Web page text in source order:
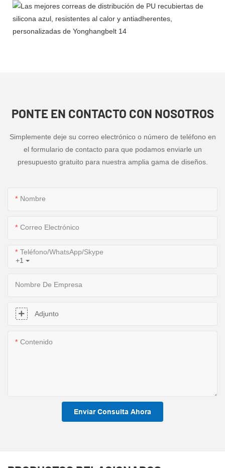
PONTE EN CONTACTO CON NOSOTROS
Simplemente deje su correo electrónico o número de teléfono en
el formulario de contacto para que podamos enviarle un
presupuesto gratuito para nuestra amplia gama de diseños.
Nombre
Correo Electrónico
+1
Teléfono/WhatsApp/Skype
Nombre De Empresa
Adjunto
Contenido
Enviar Consulta Ahora